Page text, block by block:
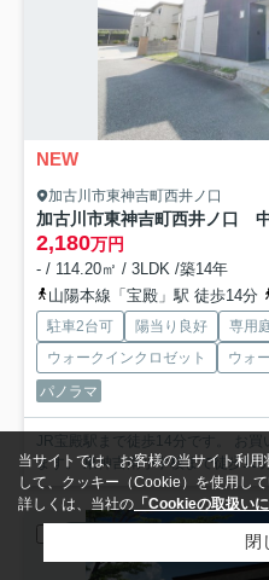
NEW
加古川市東神吉町西井ノ口
加古川市東神吉町西井ノ口
2,180万円
- / 114.20㎡ / 3LDK /築14年
山陽本線「宝殿」駅 徒歩14分
駐車2台可 陽当り良好 専用
ウォークインクロゼット
ウォ
パノラマ
JR宝殿駅まで徒歩14分です。 お買
ます。 東神吉南小学校まで徒歩10
当サイトでは、お客様の当サイト利
して、クッキー（Cookie）を使用して
詳しくは、当社の 「Cookieの取扱い
閉